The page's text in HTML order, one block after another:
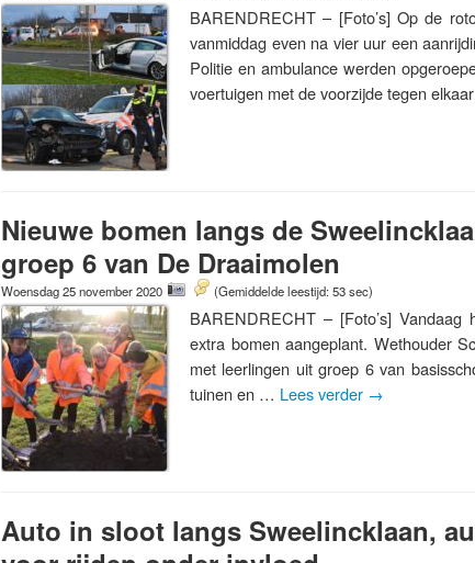
BARENDRECHT – [Foto’s] Op de
vanmiddag even na vier uur een
Politie en ambulance werden
voertuigen met de voorzijde tegen
Nieuwe bomen langs de
groep 6 van De Draaimolen
Woensdag 25 november 2020 (Gemiddelde leestijd: 53 sec)
BARENDRECHT – [Foto’s]
extra bomen aangeplant. Wethouder
met leerlingen uit groep 6 van
tuinen en … Lees verder →
Auto in sloot langs Sweelincklaan,